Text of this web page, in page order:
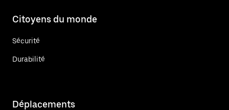
Citoyens du monde
Sécurité
Durabilité
Déplacements